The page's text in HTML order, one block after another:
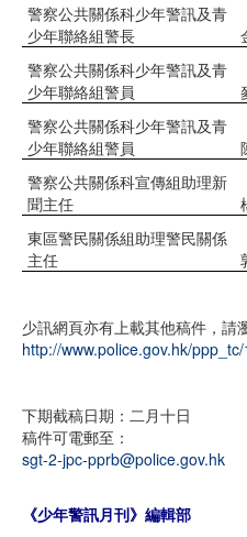
警察公共關係科少年警訊及青
少年聯絡組警長
警察公共關係科少年警訊及青
少年聯絡組警員
警察公共關係科少年警訊及青
少年聯絡組警員
警察公共關係科宣傳組助理新
聞主任
東區警民關係組助理警民關係
主任
少訊網頁亦有上載其他稿件，請
http://www.police.gov.hk/
下期截稿日期：二月十日
稿件可電郵至：
sgt-2-jpc-pprb@police.gov.hk
《少年警訊月刊》編輯部